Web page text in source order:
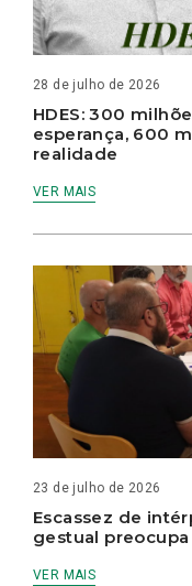
28 de julho de 2026
HDES: 300
esperança, 600
realidade
VER MAIS
23 de julho de 2026
Escassez de
gestual preocupa
VER MAIS